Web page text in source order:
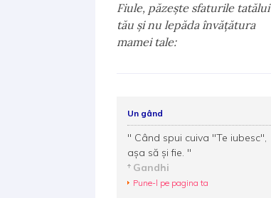
Fiule, păzeşte sfaturile tatălui
tău şi nu lepăda învăţătura
mamei tale:
Un gând
" Când spui cuiva "Te iubesc",
aşa să şi fie. "
Gandhi
Pune-l pe pagina ta